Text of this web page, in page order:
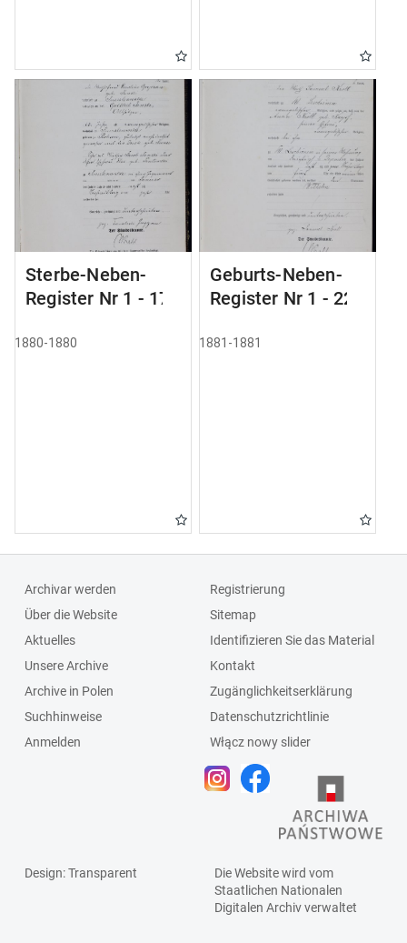
Sterbe-Neben-
Register Nr 1 - 175
1880-1880
Geburts-Neben-
Register Nr 1 - 228
1881-1881
Archivar werden
Über die Website
Aktuelles
Unsere Archive
Archive in Polen
Suchhinweise
Anmelden
Registrierung
Sitemap
Identifizieren Sie das Material
Kontakt
Zugänglichkeitserklärung
Datenschutzrichtlinie
Włącz nowy slider
Design: Transparent
Die Website wird vom
Staatlichen Nationalen
Digitalen Archivverwaltet